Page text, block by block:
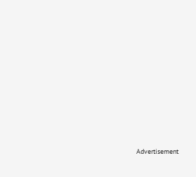
Advertisement